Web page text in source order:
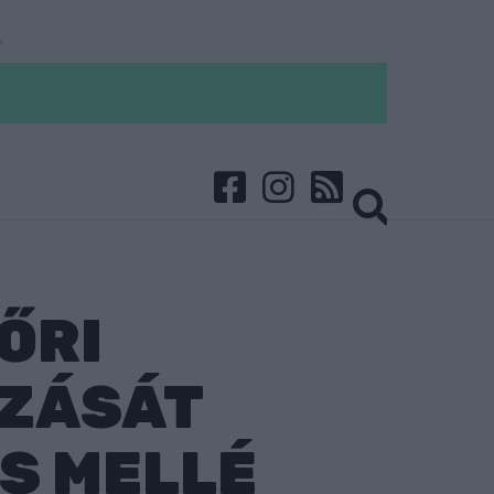
MELLÉ